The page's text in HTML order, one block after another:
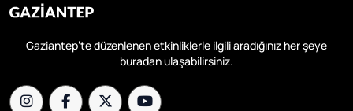
Gaziantep’te düzenlenen etkinliklerle ilgili aradığınız her şeye
buradan ulaşabilirsiniz.